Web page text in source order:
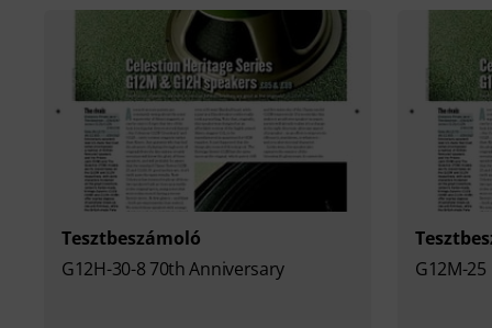
Tesztbeszámoló
G12H-30-8 70th Anniversary
G12M-